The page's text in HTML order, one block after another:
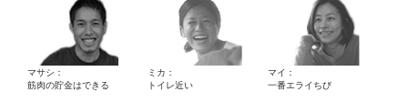
マサシ：
筋肉の貯金はできる
ミカ：
トイレ近い
マイ：
一番エライちび